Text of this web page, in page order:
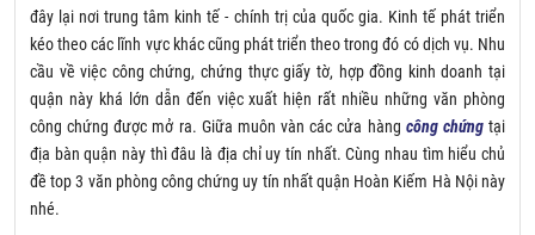
đây lại nơi trung tâm kinh tế - chính trị của quốc gia. Kinh tế phát triển
kéo theo các lĩnh vực khác cũng phát triển theo trong đó có dịch vụ. Nhu
cầu về việc công chứng, chứng thực giấy tờ, hợp đồng kinh doanh tại
quận này khá lớn dẫn đến việc xuất hiện rất nhiều những văn phòng
công chứng được mở ra. Giữa muôn vàn các cửa hàng công chứngtại
địa bàn quận này thì đâu là địa chỉ uy tín nhất. Cùng nhau tìm hiểu chủ
đề top 3 văn phòng công chứng uy tín nhất quận Hoàn Kiếm Hà Nội này
nhé.